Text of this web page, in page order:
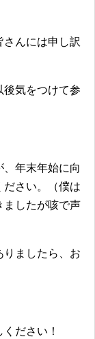
んには申し訳
後気をつけて参
年末年始に向
ださい。（僕は
ましたが咳で声
りましたら、お
ださい！